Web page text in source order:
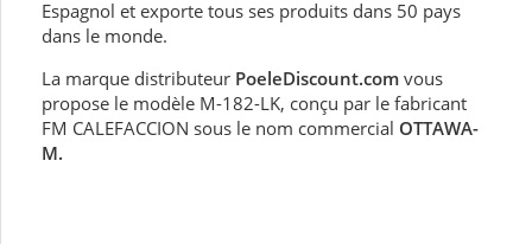
Espagnol et exporte tous ses produits dans 50 pays
dans le monde.
La marque distributeur PoeleDiscount.com vous
propose le modèle M-182-LK, conçu par le fabricant
FM CALEFACCION sous le nom commercial OTTAWA-
M.